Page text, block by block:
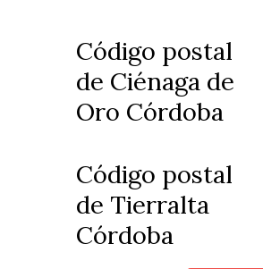
Código postal
de Ciénaga de
Oro Córdoba
Código postal
de Tierralta
Córdoba